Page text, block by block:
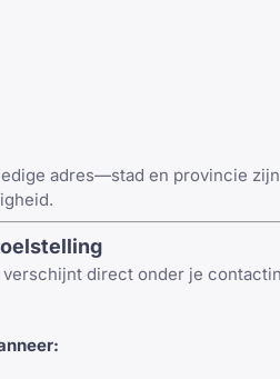
adres—stad en provincie
direct onder je